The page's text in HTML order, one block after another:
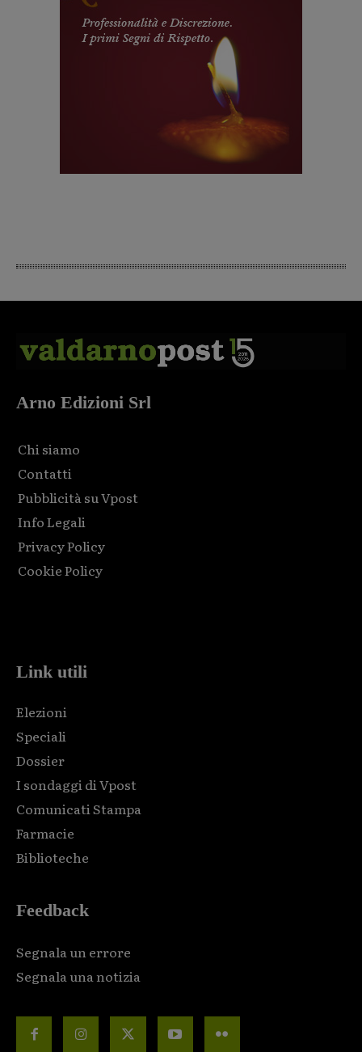
Arno Edizioni Srl
Chi siamo
Contatti
Pubblicità su Vpost
Info Legali
Privacy Policy
Cookie Policy
Link utili
Elezioni
Speciali
Dossier
I sondaggi di Vpost
Comunicati Stampa
Farmacie
Biblioteche
Feedback
Segnala un errore
Segnala una notizia